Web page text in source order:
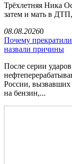
Трёхлетняя Ника
затем и мать в
08.08.20260
Почему
назвали причины
После серии
России,
на бензин,...